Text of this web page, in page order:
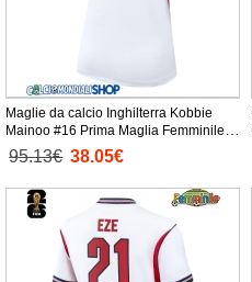
Maglie da calcio Inghilterra Kobbie
Mainoo #16 Prima Maglia Femminile
Mondiali 2026 Manica Corta
95.13€ 38.05€